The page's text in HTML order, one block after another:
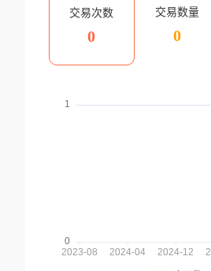
交易次数
0
交易数量
0